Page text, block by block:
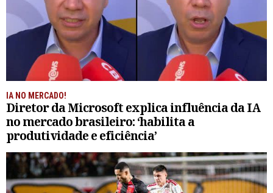
IA NO MERCADO!
Diretor da Microsoft explica influência da IA
no mercado brasileiro: ‘habilita a
produtividade e eficiência’